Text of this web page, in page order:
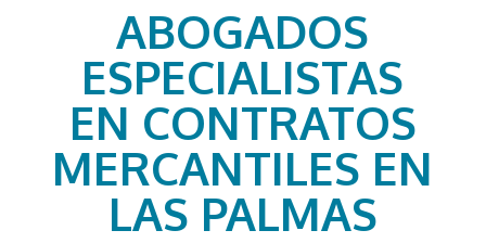
ABOGADOS
ESPECIALISTAS
EN CONTRATOS
MERCANTILES EN
LAS PALMAS